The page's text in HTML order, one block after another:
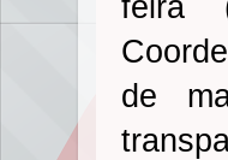
feira
de